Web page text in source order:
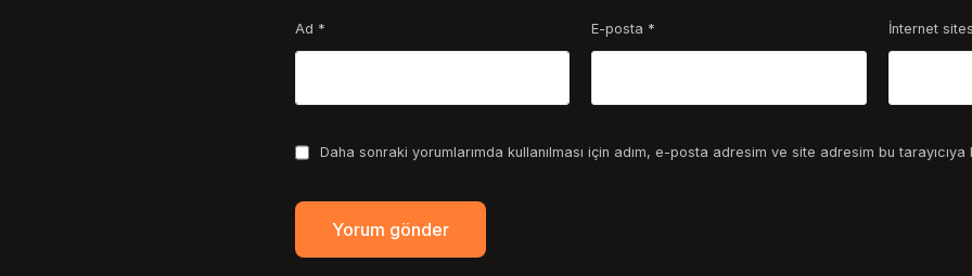
Ad * E-posta * İnternet
Daha sonraki yorumlarımda kullanılması için adım, e-posta adresim ve site adresim bu tarayıcıya